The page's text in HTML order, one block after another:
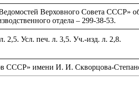
Верховного Совета СССР»
отдела – 299-38-53.
2,5. Усл. печ. л. 3,5. Уч.-изд. л. 2,8.
СССР» имени И. И. Скворцова-